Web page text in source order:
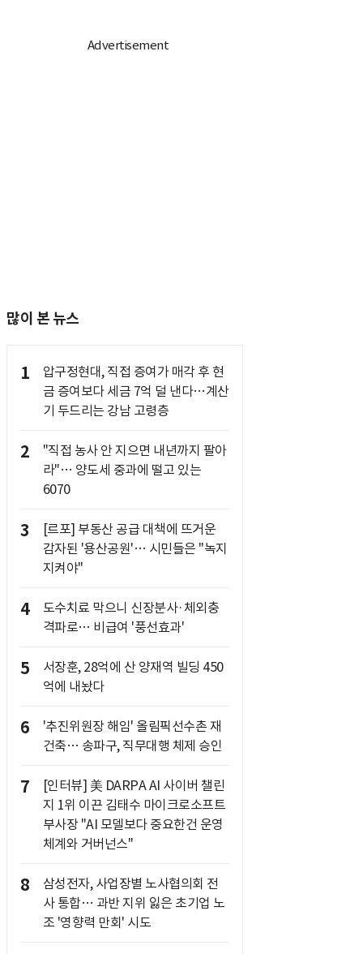
많이 본 뉴스
1
압구정현대, 직접 증여가 매각 후 현
금 증여보다 세금 7억 덜 낸다…계산
기 두드리는 강남 고령층
2
"직접 농사 안 지으면 내년까지 팔아
라"… 양도세 중과에 떨고 있는
6070
3
[르포] 부동산 공급 대책에 뜨거운
감자된 '용산공원'… 시민들은 "녹지
지켜야"
4
도수치료 막으니 신장분사·체외충
격파로… 비급여 '풍선효과'
5
서장훈, 28억에 산 양재역 빌딩 450
억에 내놨다
6
'추진위원장 해임' 올림픽선수촌 재
건축… 송파구, 직무대행 체제 승인
7
[인터뷰] 美 DARPA AI 사이버 챌린
지 1위 이끈 김태수 마이크로소프트
부사장 "AI 모델보다 중요한건 운영
체계와 거버넌스"
8
삼성전자, 사업장별 노사협의회 전
사 통합… 과반 지위 잃은 초기업 노
조 '영향력 만회' 시도